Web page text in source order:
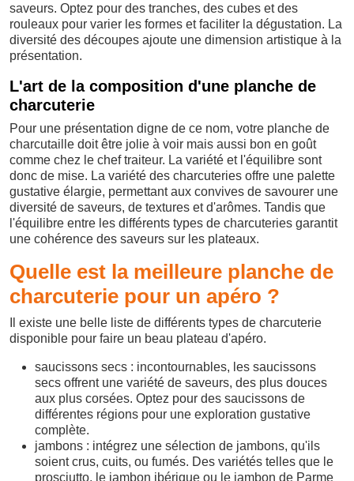
saveurs. Optez pour des tranches, des cubes et des
rouleaux pour varier les formes et faciliter la dégustation. La
diversité des découpes ajoute une dimension artistique à la
présentation.
L'art de la composition d'une planche de
charcuterie
Pour une présentation digne de ce nom, votre planche de
charcutaille doit être jolie à voir mais aussi bon en goût
comme chez le chef traiteur. La variété et l'équilibre sont
donc de mise. La variété des charcuteries offre une palette
gustative élargie, permettant aux convives de savourer une
diversité de saveurs, de textures et d'arômes. Tandis que
l'équilibre entre les différents types de charcuteries garantit
une cohérence des saveurs sur les plateaux.
Quelle est la meilleure planche de
charcuterie pour un apéro ?
Il existe une belle liste de différents types de charcuterie
disponible pour faire un beau plateau d'apéro.
saucissons secs : incontournables, les saucissons
secs offrent une variété de saveurs, des plus douces
aux plus corsées. Optez pour des saucissons de
différentes régions pour une exploration gustative
complète.
jambons : intégrez une sélection de jambons, qu'ils
soient crus, cuits, ou fumés. Des variétés telles que le
prosciutto, le jambon ibérique ou le jambon de Parme